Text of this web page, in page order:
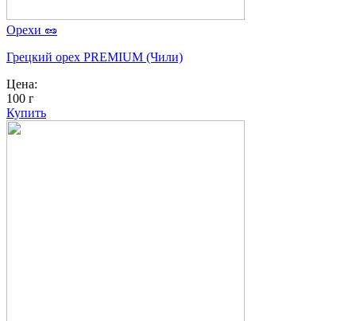
Орехи 🥜
Грецкий орех PREMIUM (Чили)
Цена:
100 г
Купить